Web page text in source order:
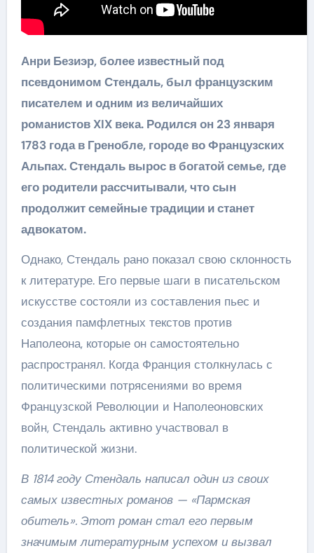
Анри Безиэр, более известный под
псевдонимом Стендаль, был французским
писателем и одним из величайших
романистов XIX века. Родился он 23 января
1783 года в Гренобле, городе во Французских
Альпах. Стендаль вырос в богатой семье, где
его родители рассчитывали, что сын
продолжит семейные традиции и станет
адвокатом.
Однако, Стендаль рано показал свою склонность
к литературе. Его первые шаги в писательском
искусстве состояли из составления пьес и
создания памфлетных текстов против
Наполеона, которые он самостоятельно
распространял. Когда Франция столкнулась с
политическими потрясениями во время
Французской Революции и Наполеоновских
войн, Стендаль активно участвовал в
политической жизни.
В 1814 году Стендаль написал один из своих
самых известных романов — «Пармская
обитель». Этот роман стал его первым
значимым литературным успехом и вызвал